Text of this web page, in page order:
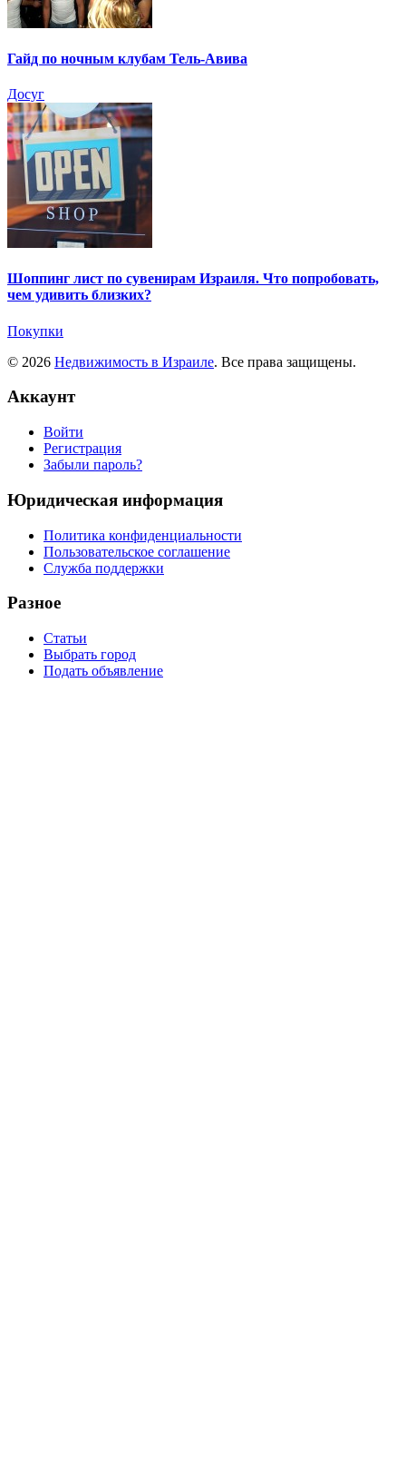
Гайд по ночным клубам Тель-Авива
Досуг
Шоппинг лист по сувенирам Израиля. Что попробовать,
чем удивить близких?
Покупки
© 2026 Недвижимость в Израиле. Все права защищены.
Аккаунт
Войти
Регистрация
Забыли пароль?
Юридическая информация
Политика конфиденциальности
Пользовательское соглашение
Служба поддержки
Разное
Статьи
Выбрать город
Подать объявление